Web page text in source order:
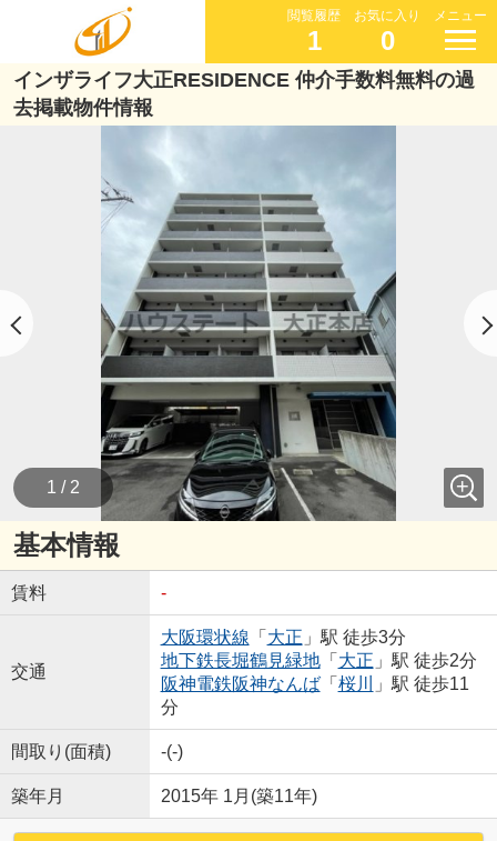
閲覧履歴
1
お気に入り
0
メニュー
インザライフ大正RESIDENCE 仲介手数料無料の過
去掲載物件情報
1 / 2
基本情報
賃料 -
交通
大阪環状線 「 大正 」駅 徒歩3分
地下鉄長堀鶴見緑地「 大正 」駅 徒歩2分
阪神電鉄阪神なんば「 桜川
」駅 徒歩11
分
間取り(面積) -(-)
築年月 2015年 1月(築11年)